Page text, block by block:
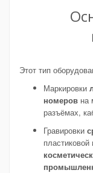
Этот тип
Маркировки
номеров на
разъёмах,
Гравировки